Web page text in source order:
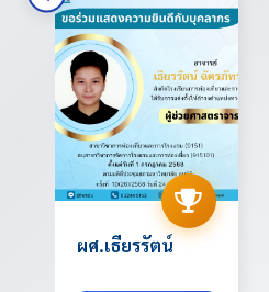
ผศ.เธียรรัตน์